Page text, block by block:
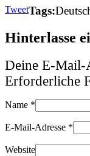
TweetTags:
Hinterlasse
Deine E-Mail-
Erforderliche
Name *
E-Mail-Adresse *
Website